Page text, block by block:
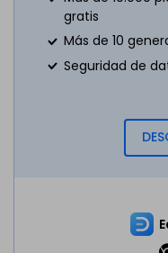
gratis
Más de 10
Seguridad de